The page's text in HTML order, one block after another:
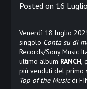
Posted on 16
Venerdì 18 luglio
singolo Conta su di
Records/Sony Music
ultimo album RANCH,
più venduti del primo
Top of the Musicdi